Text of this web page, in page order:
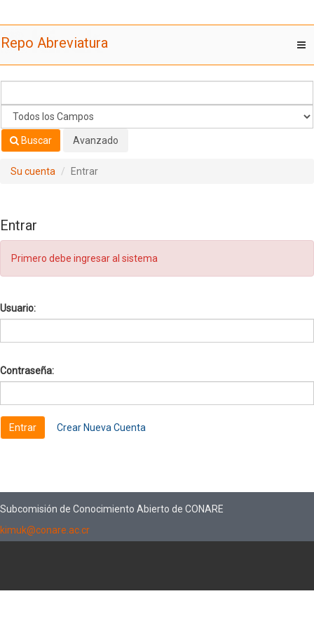
Repo Abreviatura
Buscar Avanzado
Su cuenta Entrar
Entrar
Primero debe ingresar al sistema
Usuario:
Contraseña:
Crear Nueva Cuenta
Subcomisión de Conocimiento Abierto de CONARE
kimuk@conare.ac.cr